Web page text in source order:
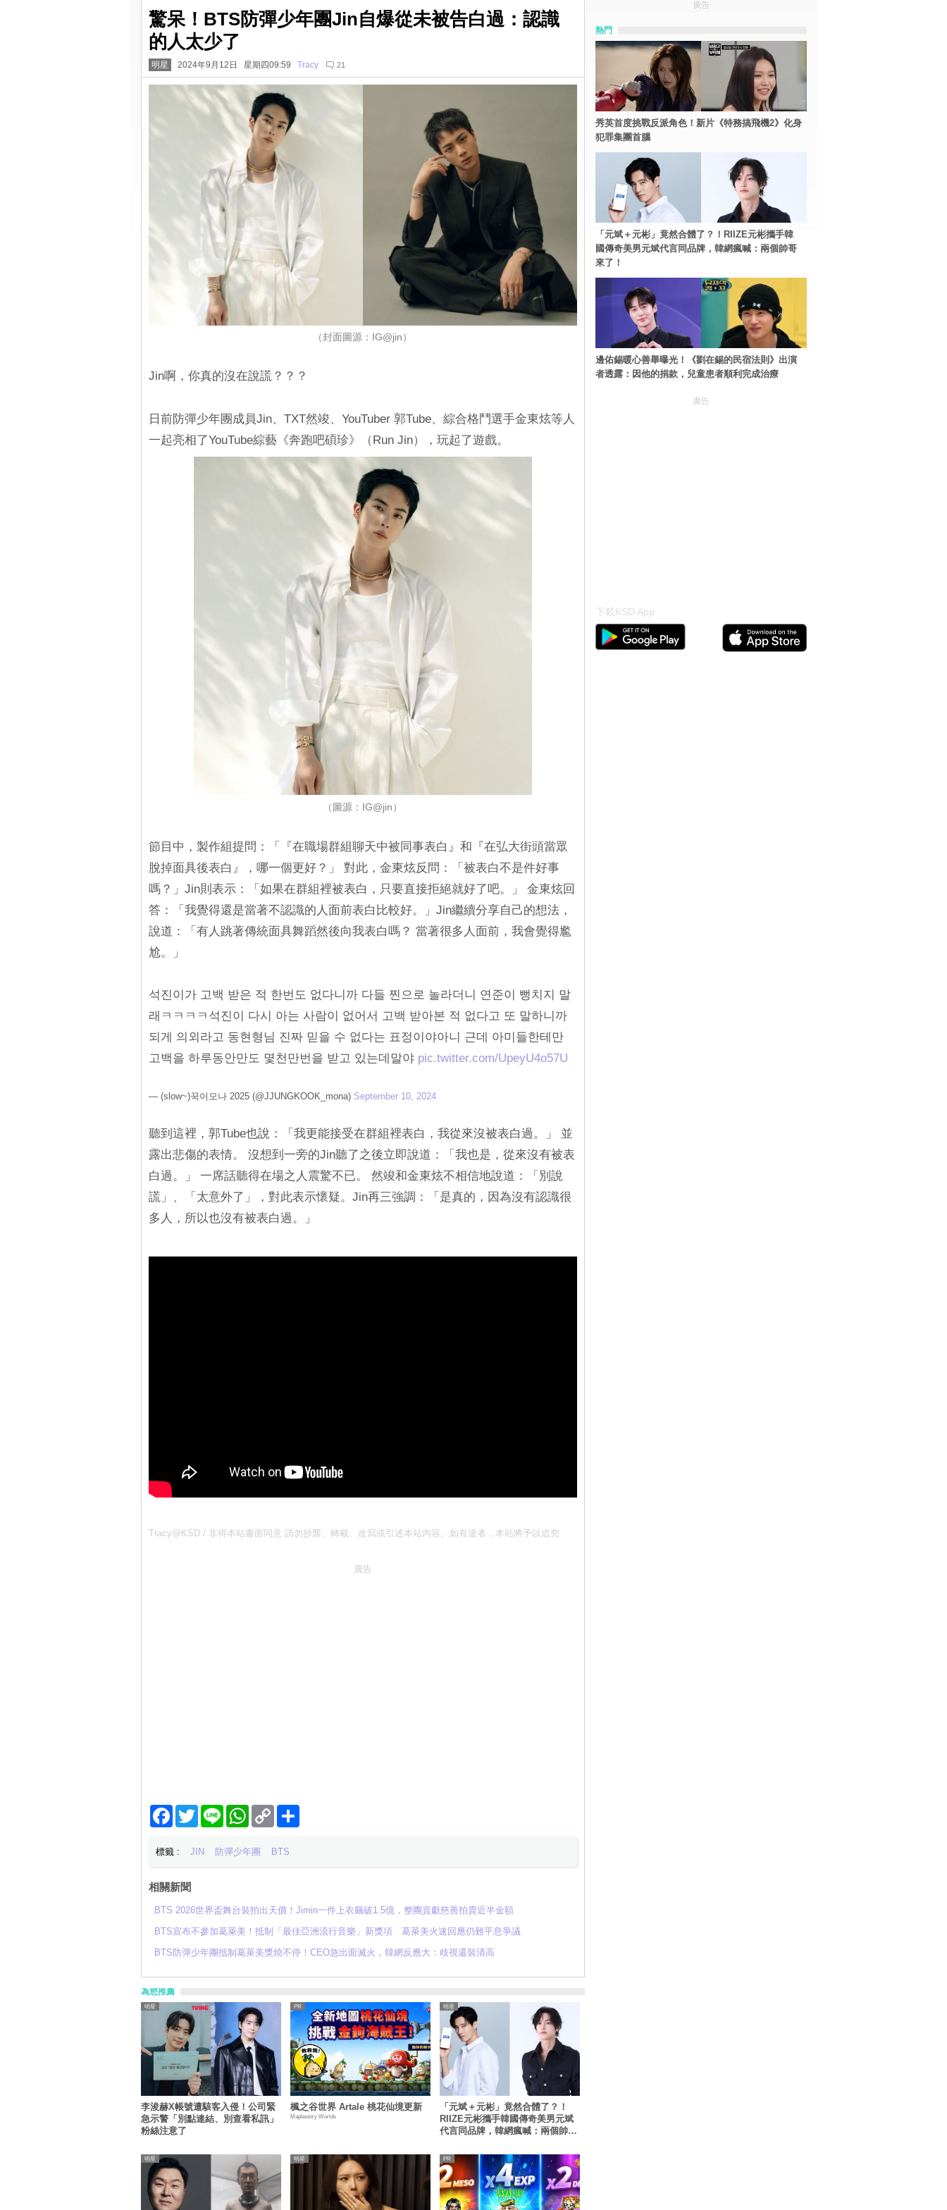
驚呆！BTS防彈少年團Jin自爆從未被告白過：認識
的人太少了
明星 2024年9月12日 星期四09:59 Tracy 21
（封面圖源：IG@jin）
Jin啊，你真的沒在說謊？？？
日前防彈少年團成員Jin、TXT然竣、YouTuber 郭Tube、綜合格鬥選手金東炫等人
一起亮相了YouTube綜藝《奔跑吧碩珍》（Run Jin），玩起了遊戲。
（圖源：IG@jin）
節目中，製作組提問：「『在職場群組聊天中被同事表白』和『在弘大街頭當眾
脫掉面具後表白』，哪一個更好？」 對此，金東炫反問：「被表白不是件好事
嗎？」Jin則表示：「如果在群組裡被表白，只要直接拒絕就好了吧。」 金東炫回
答：「我覺得還是當著不認識的人面前表白比較好。」Jin繼續分享自己的想法，
說道：「有人跳著傳統面具舞蹈然後向我表白嗎？ 當著很多人面前，我會覺得尷
尬。」
석진이가 고백 받은 적 한번도 없다니까 다들 찐으로 놀라더니 연준이 뻥치지 말
래ㅋㅋㅋㅋ석진이 다시 아는 사람이 없어서 고백 받아본 적 없다고 또 말하니까
되게 의외라고 동현형님 진짜 믿을 수 없다는 표정이야아니 근데 아미들한테만
고백을 하루동안만도 몇천만번을 받고 있는데말야 pic.twitter.com/UpeyU4o57U
— (slow~)꾹이모나 2025 (@JJUNGKOOK_mona) September 10, 2024
聽到這裡，郭Tube也說：「我更能接受在群組裡表白，我從來沒被表白過。」 並
露出悲傷的表情。 沒想到一旁的Jin聽了之後立即說道：「我也是，從來沒有被表
白過。」 一席話聽得在場之人震驚不已。 然竣和金東炫不相信地說道：「別說
謊」、「太意外了」，對此表示懷疑。Jin再三強調：「是真的，因為沒有認識很
多人，所以也沒有被表白過。」
Tracy@KSD / 非得本站書面同意 請勿抄襲、轉載、改寫或引述本站內容。如有違者，本站將予以追究
廣告
Facebook
TwitterLine WhatsApp
Copy
Link
分
標籤 : JIN 防彈少年團 BTS
相關新聞
BTS 2026世界盃舞台裝拍出天價！Jimin一件上衣飆破1.5億，整團貢獻慈善拍賣近半金額
BTS宣布不參加葛萊美！抵制「最佳亞洲流行音樂」新獎項 葛萊美火速回應仍難平息爭議
BTS防彈少年團抵制葛萊美獎燒不停！CEO急出面滅火，韓網反應大：歧視還裝清高
為您推薦
李浚赫X帳號遭駭客入侵！公司緊
急示警「別點連結、別查看私訊」
粉絲注意了
明星
楓之谷世界 Artale 桃花仙境更新
Maplestory Worlds
「元斌＋元彬」竟然合體了？！
RIIZE元彬攜手韓國傳奇美男元斌
代言同品牌，韓網瘋喊：兩個帥哥
明星
明星 明星
廣告
熱門
秀英首度挑戰反派角色！新片《特務搞飛機2》化身
犯罪集團首腦
「元斌＋元彬」竟然合體了？！RIIZE元彬攜手韓
國傳奇美男元斌代言同品牌，韓網瘋喊：兩個帥哥
來了！
邊佑錫暖心善舉曝光！《劉在錫的民宿法則》出演
者透露：因他的捐款，兒童患者順利完成治療
廣告
下載KSD App